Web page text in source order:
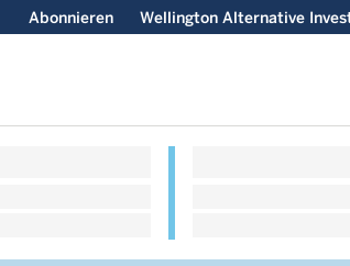
Abonnieren Wellington Alternative